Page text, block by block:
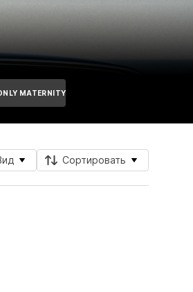
MATERNITY
Сортировать